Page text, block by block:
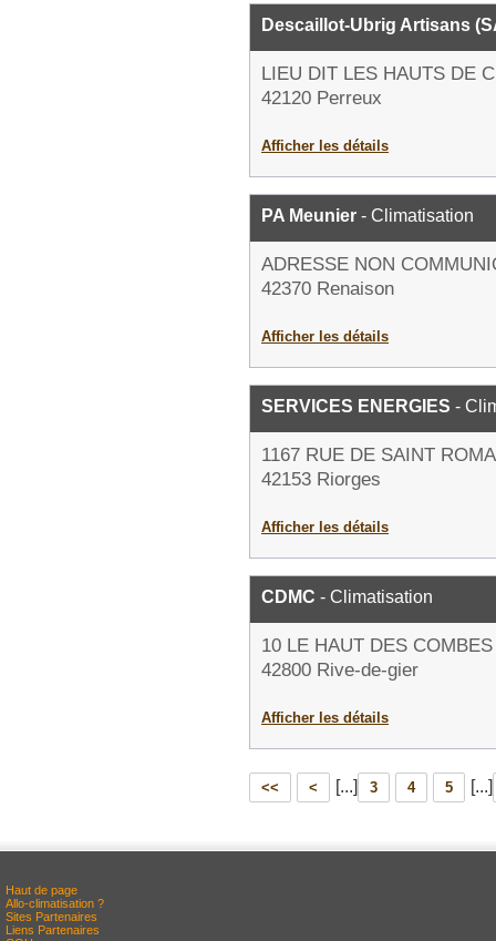
Descaillot-Ubrig Artisans
LIEU DIT LES HAUTS DE
42120 Perreux
Afficher les détails
PA Meunier - Climatisation
ADRESSE NON
42370 Renaison
Afficher les détails
SERVICES ENERGIES -
1167 RUE DE SAINT
42153 Riorges
Afficher les détails
CDMC - Climatisation
10 LE HAUT DES COMBES
42800 Rive-de-gier
Afficher les détails
<< < [...] 3 4 5 [...]
Haut de page
Allo-climatisation ?
Sites Partenaires
Liens Partenaires